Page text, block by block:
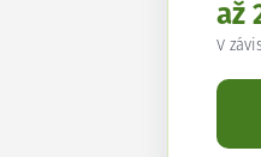
až
V